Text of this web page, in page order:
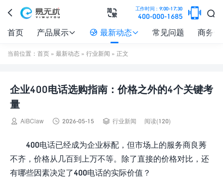
 
工作时间：9:00-17:30
400-000-1685 

首页 产品展示  最新动态 常见问题 商务
当前位置： 首页 » 最新动态 » 行业新闻 » 正文
企业400电话选购指南：价格之外的4个关键考
量
 AiBClaw  2026-05-15  行业新闻 阅读(120)
400电话已经成为企业标配，但市场上的服务商良莠
不齐，价格从几百到上万不等。除了直接的价格对比，还
有哪些因素决定了400电话的实际价值？